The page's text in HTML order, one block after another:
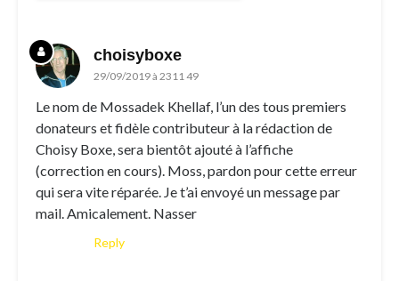
choisyboxe
29/09/2019 à 2311 49
Le nom de Mossadek Khellaf, l’un des tous premiers
donateurs et fidèle contributeur à la rédaction de
Choisy Boxe, sera bientôt ajouté à l’affiche
(correction en cours). Moss, pardon pour cette erreur
qui sera vite réparée. Je t’ai envoyé un message par
mail. Amicalement. Nasser
Reply